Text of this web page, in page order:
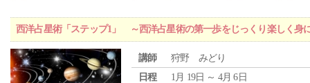
西洋占星術「ステップ1」 ～西洋占星術の第一歩をじっくり楽しく身
講師
狩野 みどり
日程
1月 19日 ～ 4月 6日